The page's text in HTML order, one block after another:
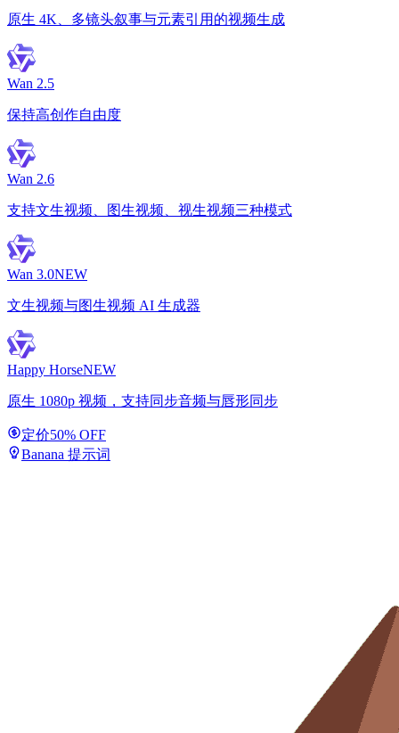
原生 4K、多镜头叙事与元素引用的视频生成
Wan 2.5
保持高创作自由度
Wan 2.6
支持文生视频、图生视频、视生视频三种模式
Wan 3.0NEW
文生视频与图生视频 AI 生成器
Happy HorseNEW
原生 1080p 视频，支持同步音频与唇形同步
定价50% OFF
Banana 提示词